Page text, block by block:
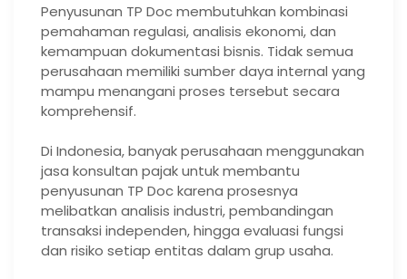
Penyusunan TP Doc membutuhkan kombinasi
pemahaman regulasi, analisis ekonomi, dan
kemampuan dokumentasi bisnis. Tidak semua
perusahaan memiliki sumber daya internal yang
mampu menangani proses tersebut secara
komprehensif.
Di Indonesia, banyak perusahaan menggunakan
jasa konsultan pajak untuk membantu
penyusunan TP Doc karena prosesnya
melibatkan analisis industri, pembandingan
transaksi independen, hingga evaluasi fungsi
dan risiko setiap entitas dalam grup usaha.